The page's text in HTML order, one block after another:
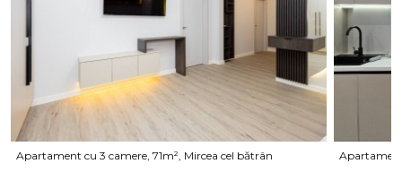
Apartament cu 3 camere, 71m², Mircea cel bătrân